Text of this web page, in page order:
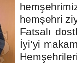
hemşehri
Fatsalı
İyi’yi